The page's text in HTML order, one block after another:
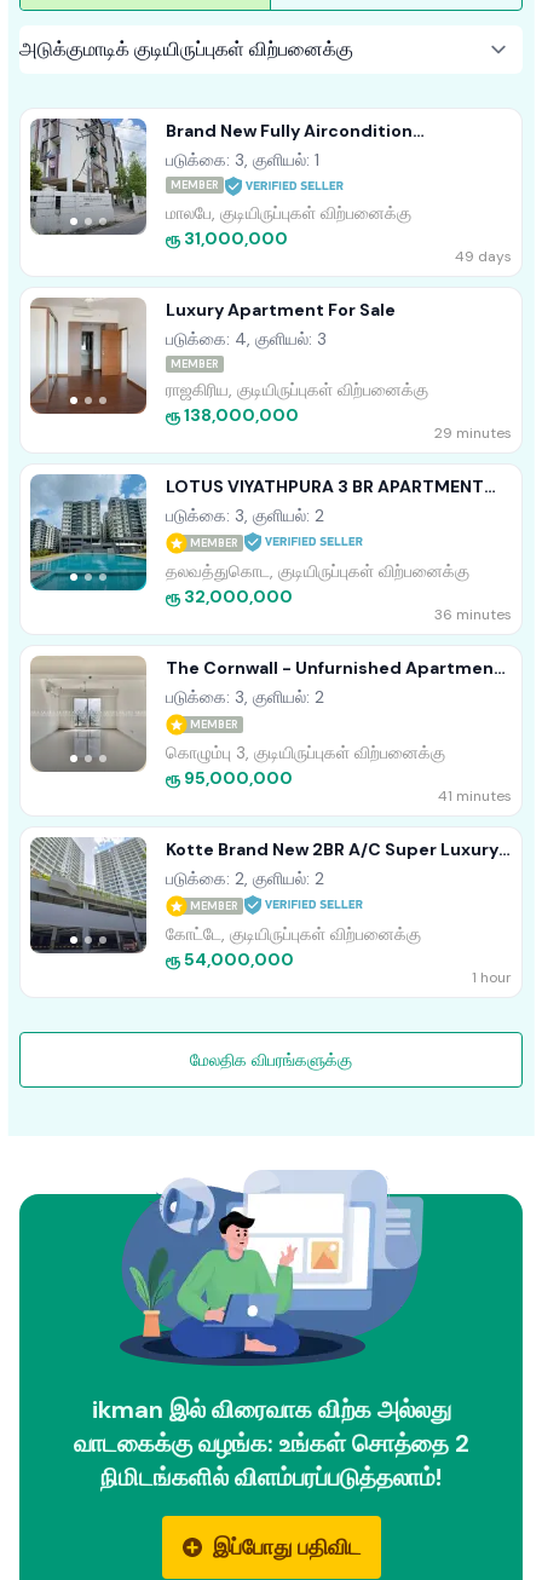
Brand New Fully Aircondition
Appartment Sale Malabe
படுக்கை: 3, குளியல்: 1
MEMBER
மாலபே, குடியிருப்புகள் விற்பனைக்கு
ரூ 31,000,000
49 days
Luxury Apartment For Sale
படுக்கை: 4, குளியல்: 3
MEMBER
ராஜகிரிய, குடியிருப்புகள் விற்பனைக்கு
ரூ 138,000,000
29 minutes
LOTUS VIYATHPURA 3 BR APARTMENT
FOR SALE IN THALAWATHUGODA
படுக்கை: 3, குளியல்: 2
MEMBER
தலவத்துகொட, குடியிருப்புகள் விற்பனைக்கு
ரூ 32,000,000
36 minutes
The Cornwall - Unfurnished Apartment
For Sale A49932
படுக்கை: 3, குளியல்: 2
MEMBER
கொழும்பு 3, குடியிருப்புகள் விற்பனைக்கு
ரூ 95,000,000
41 minutes
Kotte Brand New 2BR A/C Super Luxury
Apartment For Sale
படுக்கை: 2, குளியல்: 2
MEMBER
கோட்டே, குடியிருப்புகள் விற்பனைக்கு
ரூ 54,000,000
1 hour
மேலதிக விபரங்களுக்கு
ikman இல் விரைவாக விற்க அல்லது
வாடகைக்கு வழங்க: உங்கள் சொத்தை 2
நிமிடங்களில் விளம்பரப்படுத்தலாம்!
இப்போது பதிவிட